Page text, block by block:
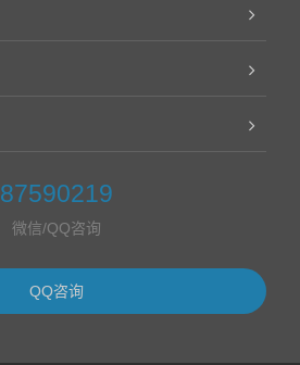
87590219
微信/QQ咨询
QQ咨询